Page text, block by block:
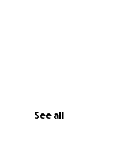
See all